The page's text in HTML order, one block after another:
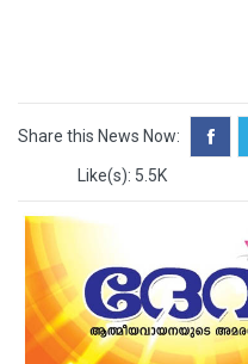
Share this News Now:
Like(s): 5.5K